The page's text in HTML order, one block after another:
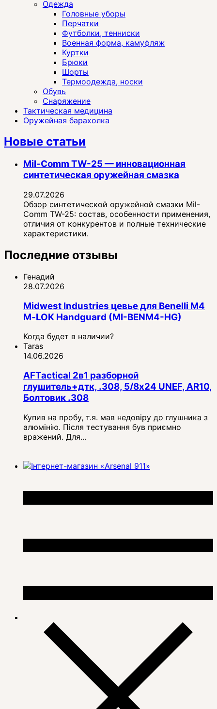
Одежда
Головные уборы
Перчатки
Футболки, тенниски
Военная форма, камуфляж
Куртки
Брюки
Шорты
Термоодежда, носки
Обувь
Снаряжение
Тактическая медицина
Оружейная барахолка
Новые статьи
Mil-Comm TW-25 — инновационная
синтетическая оружейная смазка
29.07.2026
Обзор синтетической оружейной смазки Mil-
Comm TW-25: состав, особенности применения,
отличия от конкурентов и полные технические
характеристики.
Последние отзывы
Генадий
28.07.2026
Midwest Industries цевье для Benelli M4
M‑LOK Handguard (MI-BENM4-HG)
Когда будет в наличии?
Taras
14.06.2026
AFTactical 2в1 разборной
глушитель+дтк, .308, 5/8x24 UNEF, AR10,
Болтовик .308
Купив на пробу, т.я. мав недовіру до глушника з
алюмінію. Після тестування був приємно
вражений. Для...